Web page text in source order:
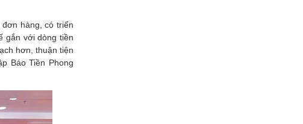
hàng, có triển
gắn với dòng tiền
hơn, thuận tiện
Báo Tiền Phong